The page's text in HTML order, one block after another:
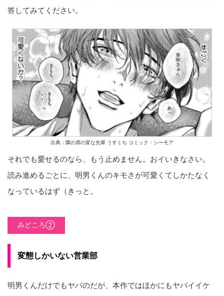
答してみてください。
出典：隣の席の変な先輩 うすくち コミック・シーモア
それでも愛せるのなら、もう止めません。おイいきなさい。
読み進めるごとに、明男くんのキモさが可愛くてしかたなく
なっているはず（きっと。
みどころ②
変態しかいない営業部
明男くんだけでもヤバのだが、本作ではほかにもヤバイイケ